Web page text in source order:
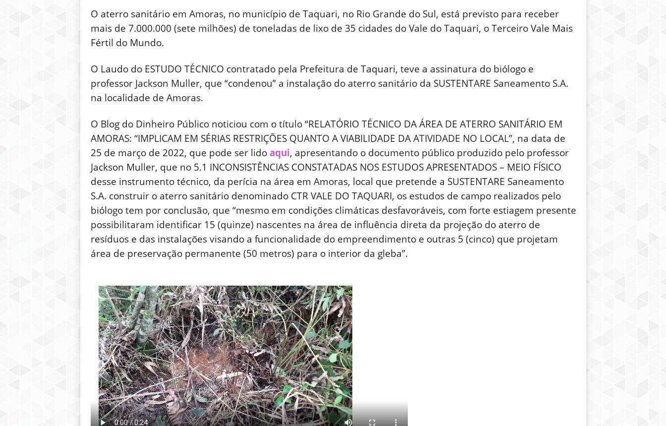
O aterro sanitário em Amoras, no município de Taquari, no Rio Grande do Sul, está previsto para receber
mais de 7.000.000 (sete milhões) de toneladas de lixo de 35 cidades do Vale do Taquari, o Terceiro Vale Mais
Fértil do Mundo.
O Laudo do ESTUDO TÉCNICO contratado pela Prefeitura de Taquari, teve a assinatura do biólogo e
professor Jackson Muller, que “condenou” a instalação do aterro sanitário da SUSTENTARE Saneamento S.A.
na localidade de Amoras.
O Blog do Dinheiro Público noticiou com o título “RELATÓRIO TÉCNICO DA ÁREA DE ATERRO SANITÁRIO EM
AMORAS: “IMPLICAM EM SÉRIAS RESTRIÇÕES QUANTO A VIABILIDADE DA ATIVIDADE NO LOCAL”, na data de
25 de março de 2022, que pode ser lidoaqui, apresentando o documento público produzido pelo professor
Jackson Muller, que no 5.1 INCONSISTÊNCIAS CONSTATADAS NOS ESTUDOS APRESENTADOS – MEIO FÍSICO
desse instrumento técnico, da perícia na área em Amoras, local que pretende a SUSTENTARE Saneamento
S.A. construir o aterro sanitário denominado CTR VALE DO TAQUARI, os estudos de campo realizados pelo
biólogo tem por conclusão, que “mesmo em condições climáticas desfavoráveis, com forte estiagem presente
possibilitaram identificar 15 (quinze) nascentes na área de influência direta da projeção do aterro de
resíduos e das instalações visando a funcionalidade do empreendimento e outras 5 (cinco) que projetam
área de preservação permanente (50 metros) para o interior da gleba”.